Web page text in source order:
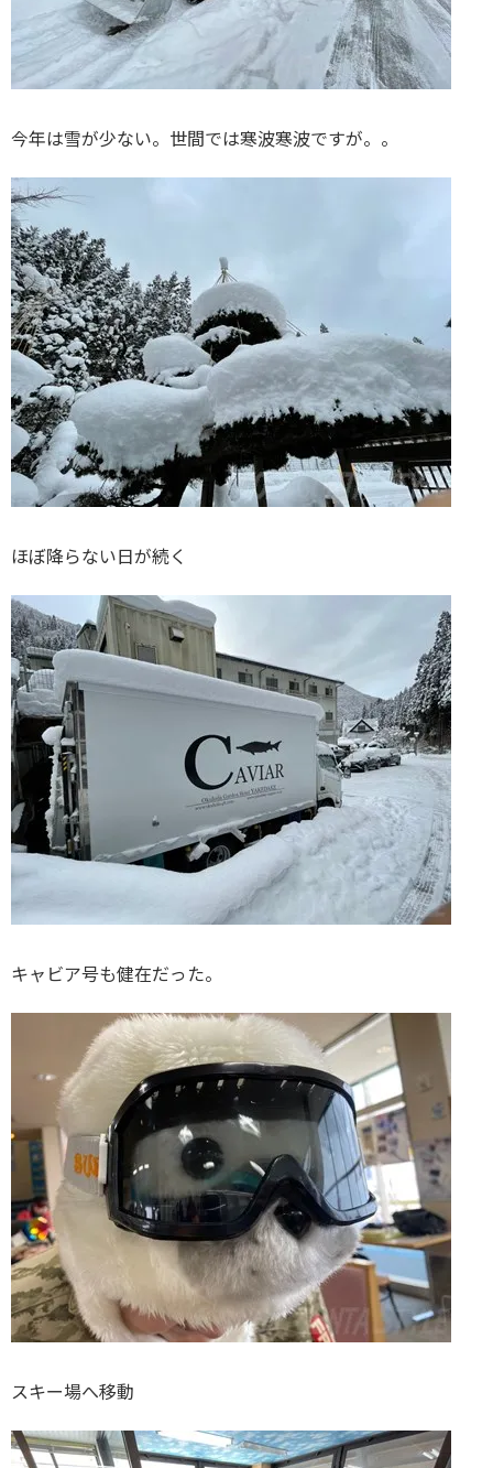
今年は雪が少ない。世間では寒波寒波ですが。。
ほぼ降らない日が続く
キャビア号も健在だった。
スキー場へ移動